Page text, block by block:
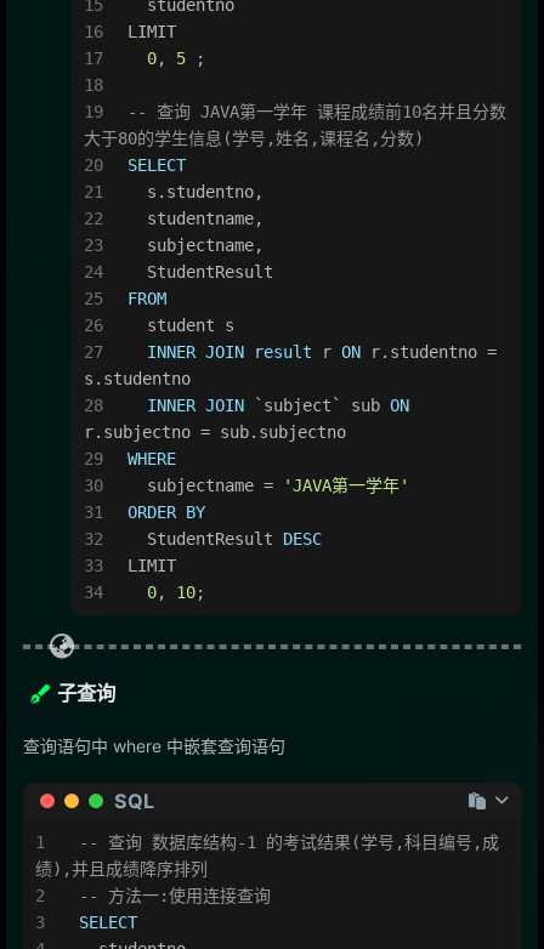
  studentno
LIMIT
0, 5 ;
-- 查询 JAVA第一学年 课程成绩前10名并且分数
大于80的学生信息(学号,姓名,课程名,分数)
SELECT
  s.studentno,
  studentname,
  subjectname,
  StudentResult
FROM
  student s
INNER JOIN result r ON r.studentno =
s.studentno
INNER JOIN `subject` sub ON
r.subjectno = sub.subjectno
WHERE
  subjectname
=
'JAVA第一学年'
ORDER BY
  StudentResult
DESC
LIMIT
0, 10;
子查询
查询语句中 where 中嵌套查询语句
SQL
-- 查询 数据库结构-1 的考试结果(学号,科目编号,成
绩),并且成绩降序排列
-- 方法一:使用连接查询
SELECT